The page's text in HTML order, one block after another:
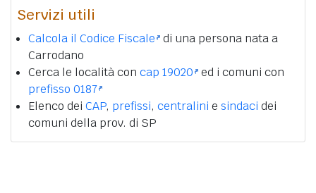
Servizi utili
Calcola il Codice Fiscale di una persona nata a
Carrodano
Cerca le località con cap 19020 ed i comuni con
prefisso 0187
Elenco dei CAP, prefissi, centralini e sindaci dei
comuni della prov. di SP